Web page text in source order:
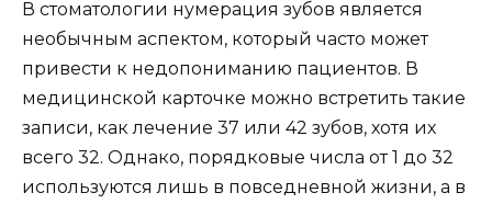
В стоматологии нумерация зубов является
необычным аспектом, который часто может
привести к недопониманию пациентов. В
медицинской карточке можно встретить такие
записи, как лечение 37 или 42 зубов, хотя их
всего 32. Однако, порядковые числа от 1 до 32
используются лишь в повседневной жизни, а в